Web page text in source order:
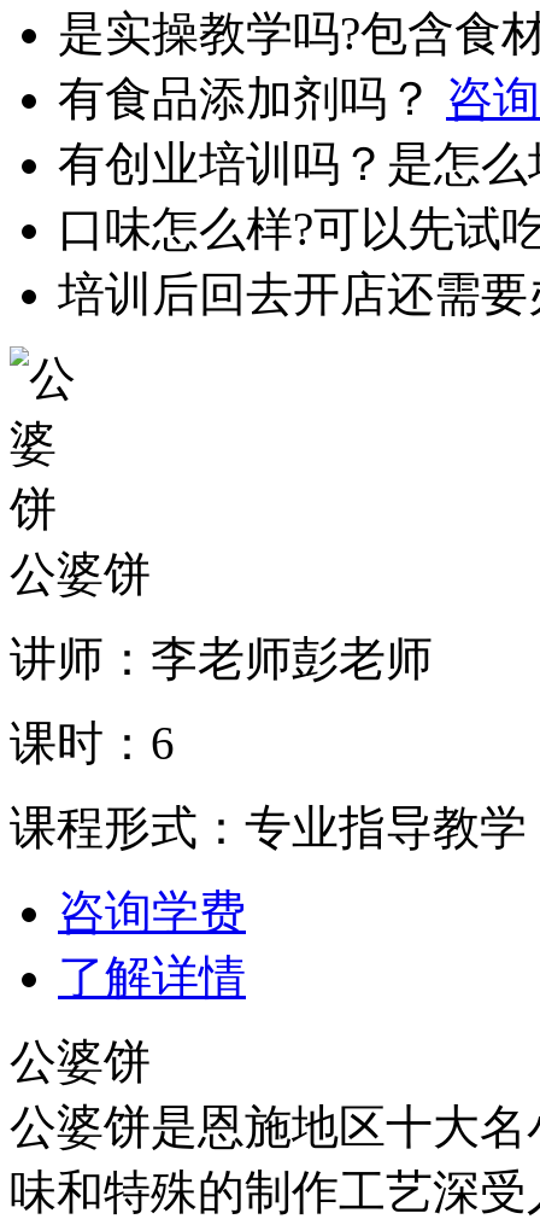
是实操教学吗?包含食
有食品添加剂吗？ 咨
有创业培训吗？是怎
口味怎么样?可以先试
培训后回去开店还需
公婆饼
讲师：李老师彭老师
课时：6
课程形式：专业指导教
咨询学费
了解详情
公婆饼
公婆饼是恩施地区十大
味和特殊的制作工艺深